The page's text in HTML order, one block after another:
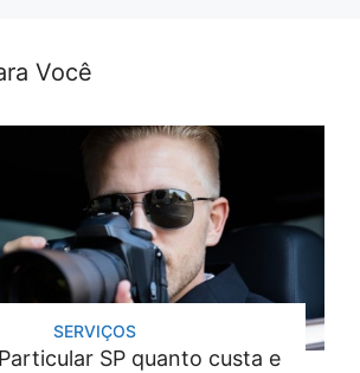
Você
SERVIÇOS
SP quanto custa e